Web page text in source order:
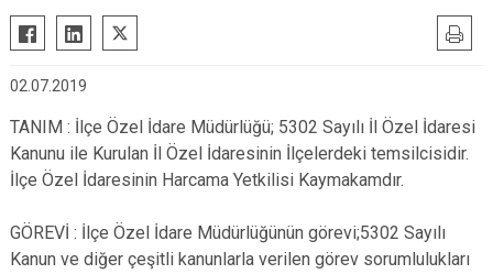
Tillo
Baykan
Eruh
Kurtalan
Pervari
Şirvan
02.07.2019
TANIM : İlçe Özel İdare Müdürlüğü; 5302 Sayılı İl Özel İdaresi
Kanunu ile Kurulan İl Özel İdaresinin İlçelerdeki temsilcisidir.
İlçe Özel İdaresinin Harcama Yetkilisi Kaymakamdır.
GÖREVİ : İlçe Özel İdare Müdürlüğünün görevi;5302 Sayılı
Kanun ve diğer çeşitli kanunlarla verilen görev sorumlulukları